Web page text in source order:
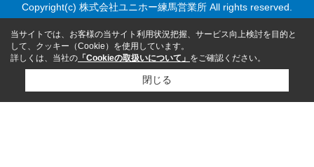
Copyright(c) 株式会社ユニホー練馬営業所 All rights reserved.
当サイトでは、お客様の当サイト利用状況把握、サービス向上検討を目的と
して、クッキー（Cookie）を使用しています。
詳しくは、当社の 「Cookieの取扱いについて」 をご確認ください。
閉じる